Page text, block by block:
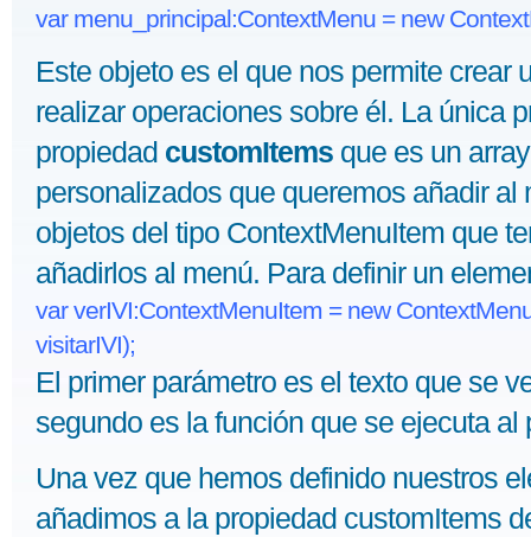
var menu_principal:ContextMenu = new
Este objeto es el que nos permite crear
realizar operaciones sobre él. La única
propiedad customItems que es un
personalizados que queremos añadir
objetos del tipo ContextMenuItem que
añadirlos al menú. Para definir un
var verIVI:ContextMenuItem = new
visitarIVI);
El primer parámetro es el texto que se
segundo es la función que se ejecuta al
Una vez que hemos definido nuestros
añadimos a la propiedad customItems